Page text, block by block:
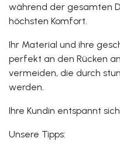
während der gesamten
höchsten Komfort.
Ihr Material und ihre
perfekt an den Rücken
vermeiden, die durch
werden.
Ihre Kundin entspannt
Unsere Tipps: